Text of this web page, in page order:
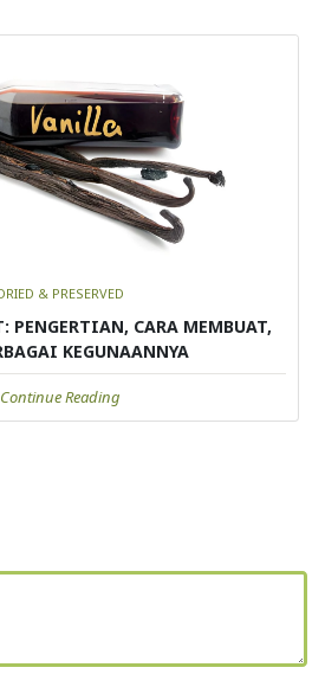
& PRESERVED
PENGERTIAN, CARA MEMBUAT,
KEGUNAANNYA
Continue Reading